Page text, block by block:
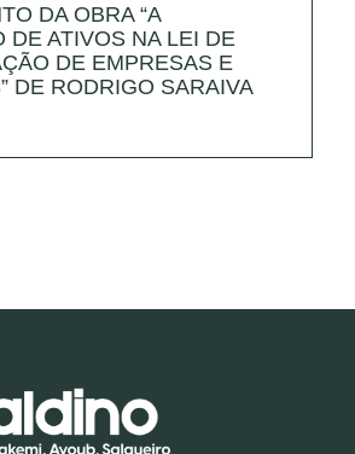
DA OBRA “A
DE ATIVOS NA LEI DE
DE EMPRESAS E
DE RODRIGO SARAIVA